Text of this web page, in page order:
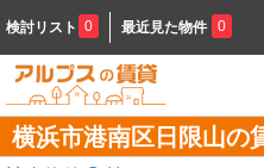
検討リスト 0 最近見た物件 0
横浜市港南区日限山の